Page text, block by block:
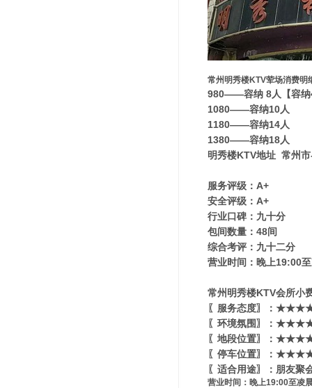
常州明秀楼KTV荤场消费明
980——容纳 8人【容纳
1080——容纳10人
1180——容纳14人
1380——容纳18人
明秀楼KTV地址 常州
服务评级：A+
安全评级：A+
行业口碑：九十分
包间数量：48间
综合考评：九十二分
营业时间：晚上19:00
常州明秀楼KTV会所小
〖服务态度〗：
〖环境氛围〗：
〖地段位置〗：
〖停车位置〗：
〖适合用途〗：朋友聚
营业时间：晚上19:00至凌